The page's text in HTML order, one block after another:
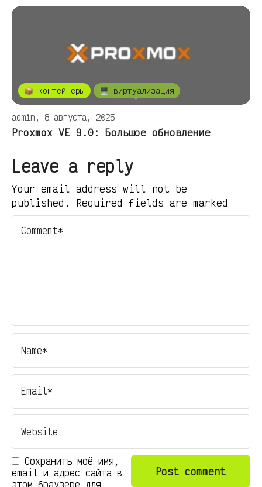
📦 контейнеры 🖥️ виртуализация
admin, 8 августа, 2025
Proxmox VE 9.0: Большое обновление
Leave a reply
Your email address will not be
published. Required fields are marked
Сохранить моё имя,
email и адрес сайта в
этом браузере для